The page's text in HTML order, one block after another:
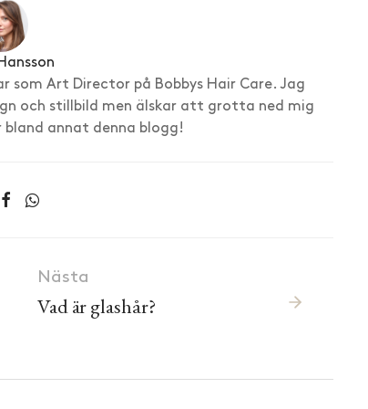
som Art Director på Bobbys Hair Care. Jag
och stillbild men älskar att grotta ned mig
annat denna blogg!
Nästa
Vad är glashår?